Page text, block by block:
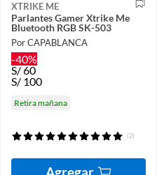
XTRIKE ME
Parlantes Gamer Xtrike Me
Bluetooth RGB SK-503
Por CAPABLANCA
-40%
S/60
S/ 100
Retira mañana
(2)